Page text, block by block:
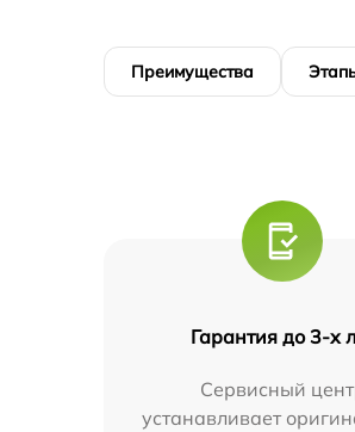
Преимущества
Гарантия до 3-х
Сервисный
устанавливает